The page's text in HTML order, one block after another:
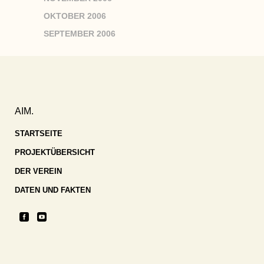
OKTOBER 2006
SEPTEMBER 2006
AIM.
STARTSEITE
PROJEKTÜBERSICHT
DER VEREIN
DATEN UND FAKTEN